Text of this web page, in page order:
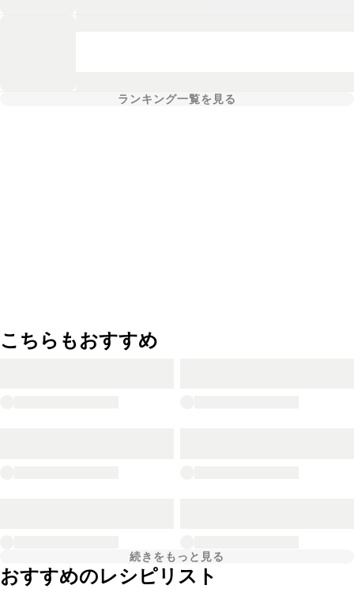
ランキング一覧を見る
こちらもおすすめ
続きをもっと見る
おすすめのレシピリスト